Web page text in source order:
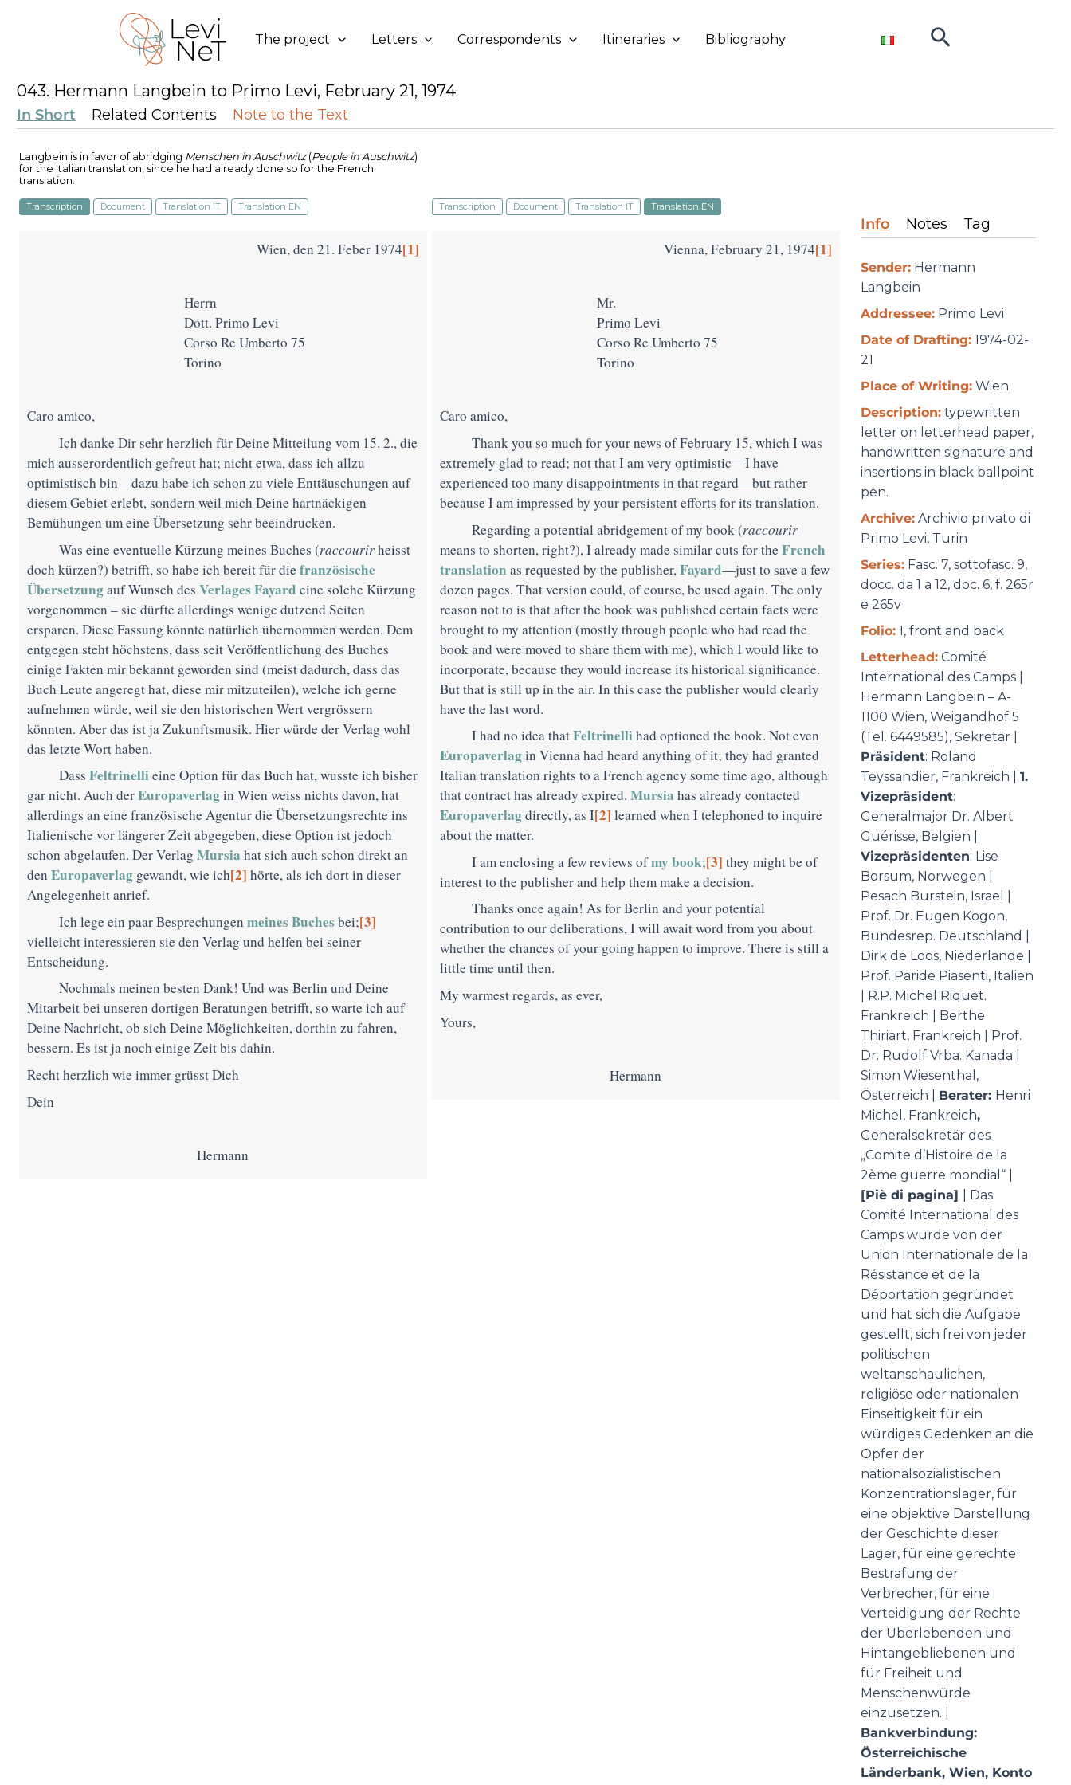
The project Letters Correspondents Itineraries Bibliography Search
043. Hermann Langbein to Primo Levi, February 21, 1974
In Short Related Contents Note to the Text
Langbein is in favor of abridging Menschen in Auschwitz(People in Auschwitz)
for the Italian translation, since he had already done so for the French
translation.
Transcription Document Translation IT Translation EN
Wien, den 21. Feber 1974[1]
Herrn
Dott. Primo Levi
Corso Re Umberto 75
Torino
Caro amico,
Ich danke Dir sehr herzlich für Deine Mitteilung vom 15. 2., die
mich ausserordentlich gefreut hat; nicht etwa, dass ich allzu
optimistisch bin – dazu habe ich schon zu viele Enttäuschungen auf
diesem Gebiet erlebt, sondern weil mich Deine hartnäckigen
Bemühungen um eine Übersetzung sehr beeindrucken.
Was eine eventuelle Kürzung meines Buches (raccourirheisst
doch kürzen?) betrifft, so habe ich bereit für die französische
Übersetzungauf Wunsch des Verlages Fayard eine solche Kürzung
vorgenommen – sie dürfte allerdings wenige dutzend Seiten
ersparen. Diese Fassung könnte natürlich übernommen werden. Dem
entgegen steht höchstens, dass seit Veröffentlichung des Buches
einige Fakten mir bekannt geworden sind (meist dadurch, dass das
Buch Leute angeregt hat, diese mir mitzuteilen), welche ich gerne
aufnehmen würde, weil sie den historischen Wert vergrössern
könnten. Aber das ist ja Zukunftsmusik. Hier würde der Verlag wohl
das letzte Wort haben.
Dass Feltrinellieine Option für das Buch hat, wusste ich bisher
gar nicht. Auch derEuropaverlagin Wien weiss nichts davon, hat
allerdings an eine französische Agentur die Übersetzungsrechte ins
Italienische vor längerer Zeit abgegeben, diese Option ist jedoch
schon abgelaufen. Der Verlag Mursia hat sich auch schon direkt an
den Europaverlag gewandt, wie ich[2] hörte, als ich dort in dieser
Angelegenheit anrief.
Ich lege ein paar Besprechungen meines Buches bei;[3]
vielleicht interessieren sie den Verlag und helfen bei seiner
Entscheidung.
Nochmals meinen besten Dank! Und was Berlin und Deine
Mitarbeit bei unseren dortigen Beratungen betrifft, so warte ich auf
Deine Nachricht, ob sich Deine Möglichkeiten, dorthin zu fahren,
bessern. Es ist ja noch einige Zeit bis dahin.
Recht herzlich wie immer grüsst Dich
Dein
Hermann
Transcription Document Translation IT Translation EN
Vienna, February 21, 1974[1]
Mr.
Primo Levi
Corso Re Umberto 75
Torino
Caro amico,
Thank you so much for your news of February 15, which I was
extremely glad to read; not that I am very optimistic—I have
experienced too many disappointments in that regard—but rather
because I am impressed by your persistent efforts for its translation.
Regarding a potential abridgement of my book (raccourir
means to shorten, right?), I already made similar cuts for the French
translation as requested by the publisher, Fayard—just to save a few
dozen pages. That version could, of course, be used again. The only
reason not to is that after the book was published certain facts were
brought to my attention (mostly through people who had read the
book and were moved to share them with me), which I would like to
incorporate, because they would increase its historical significance.
But that is still up in the air. In this case the publisher would clearly
have the last word.
I had no idea thatFeltrinellihad optioned the book. Not even
Europaverlagin Vienna had heard anything of it; they had granted
Italian translation rights to a French agency some time ago, although
that contract has already expired. Mursia has already contacted
Europaverlagdirectly, as I[2] learned when I telephoned to inquire
about the matter.
I am enclosing a few reviews ofmy book;[3] they might be of
interest to the publisher and help them make a decision.
Thanks once again! As for Berlin and your potential
contribution to our deliberations, I will await word from you about
whether the chances of your going happen to improve. There is still a
little time until then.
My warmest regards, as ever,
Yours,
Hermann
Info Notes Tag
Sender:Hermann
Langbein
Addressee:Primo Levi
Date of Drafting:1974-02-
21
Place of Writing:Wien
Description:typewritten
letter on letterhead paper,
handwritten signature and
insertions in black ballpoint
pen.
Archive:Archivio privato di
Primo Levi, Turin
Series:Fasc. 7, sottofasc. 9,
docc. da 1 a 12, doc. 6, f. 265r
e 265v
Folio:1, front and back
Letterhead:Comité
International des Camps |
Hermann Langbein – A-
1100 Wien, Weigandhof 5
(Tel. 6449585), Sekretär |
Präsident: Roland
Teyssandier, Frankreich | 1.
Vizepräsident:
Generalmajor Dr. Albert
Guérisse, Belgien |
Vizepräsidenten: Lise
Borsum, Norwegen |
Pesach Burstein, Israel |
Prof. Dr. Eugen Kogon,
Bundesrep. Deutschland |
Dirk de Loos, Niederlande |
Prof. Paride Piasenti, Italien
| R.P. Michel Riquet.
Frankreich | Berthe
Thiriart, Frankreich | Prof.
Dr. Rudolf Vrba. Kanada |
Simon Wiesenthal,
Österreich | Berater: Henri
Michel, Frankreich,
Generalsekretär des
„Comite d’Histoire de la
2ème guerre mondial“ |
[Piè di pagina]
| Das
Comité International des
Camps wurde von der
Union Internationale de la
Résistance et de la
Déportation gegründet
und hat sich die Aufgabe
gestellt, sich frei von jeder
politischen
weltanschaulichen,
religiöse oder nationalen
Einseitigkeit für ein
würdiges Gedenken an die
Opfer der
nationalsozialistischen
Konzentrationslager, für
eine objektive Darstellung
der Geschichte dieser
Lager, für eine gerechte
Bestrafung der
Verbrecher, für eine
Verteidigung der Rechte
der Überlebenden und
Hintangebliebenen und
für Freiheit und
Menschenwürde
einzusetzen. |
Bankverbindung:
Österreichische
Länderbank, Wien, Konto